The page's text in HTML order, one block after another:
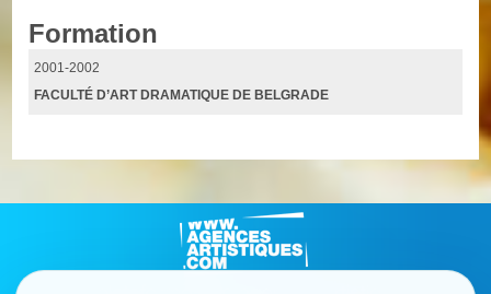
Formation
2001-2002
FACULTÉ D’ART DRAMATIQUE DE BELGRADE